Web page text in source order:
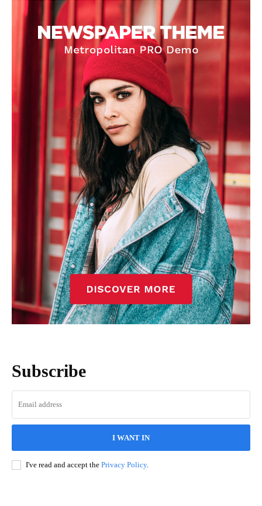
Subscribe
I WANT IN
I've read and accept the Privacy Policy.